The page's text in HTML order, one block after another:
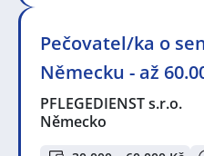
Pečovatel/ka o
Německu - až
PFLEGEDIENST s.r.o.
Německo